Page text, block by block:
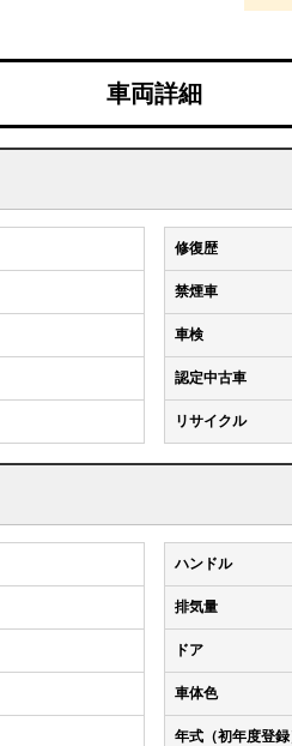
車両詳細
修復歴
禁煙車
車検
認定中古車
リサイクル
ハンドル
排気量
ドア
車体色
年式（初年度登録